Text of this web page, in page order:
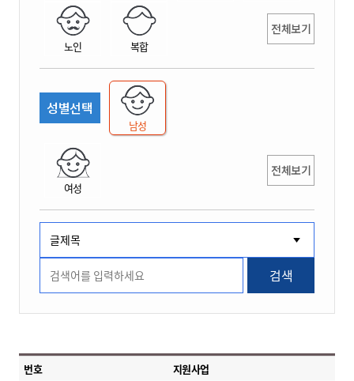
노인 복합
전체보기
성별선택
남성
여성
전체보기
검색
번호 지원사업